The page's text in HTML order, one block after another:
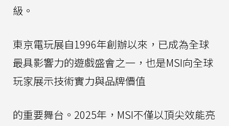
級。
東京電玩展自1996年創辦以來，已成為全球
最具影響力的遊戲盛會之一，也是MSI向全球
玩家展示技術實力與品牌價值
的重要舞台。2025年，MSI不僅以頂尖效能亮